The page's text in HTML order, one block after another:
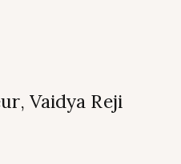
Vaidya Reji